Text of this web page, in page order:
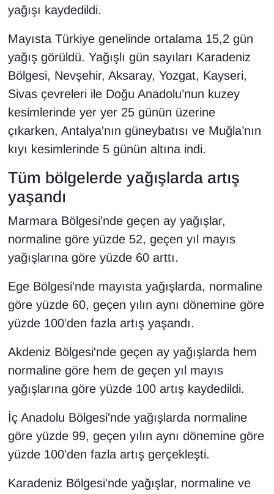
yağışı kaydedildi.
Mayısta Türkiye genelinde ortalama 15,2 gün
yağış görüldü. Yağışlı gün sayıları Karadeniz
Bölgesi, Nevşehir, Aksaray, Yozgat, Kayseri,
Sivas çevreleri ile Doğu Anadolu’nun kuzey
kesimlerinde yer yer 25 günün üzerine
çıkarken, Antalya'nın güneybatısı ve Muğla’nın
kıyı kesimlerinde 5 günün altına indi.
Tüm bölgelerde yağışlarda artış
yaşandı
Marmara Bölgesi'nde geçen ay yağışlar,
normaline göre yüzde 52, geçen yıl mayıs
yağışlarına göre yüzde 60 arttı.
Ege Bölgesi'nde mayısta yağışlarda, normaline
göre yüzde 60, geçen yılın aynı dönemine göre
yüzde 100'den fazla artış yaşandı.
Akdeniz Bölgesi'nde geçen ay yağışlarda hem
normaline göre hem de geçen yıl mayıs
yağışlarına göre yüzde 100 artış kaydedildi.
İç Anadolu Bölgesi'nde yağışlarda normaline
göre yüzde 99, geçen yılın aynı dönemine göre
yüzde 100'den fazla artış gerçekleşti.
Karadeniz Bölgesi'nde yağışlar, normaline ve